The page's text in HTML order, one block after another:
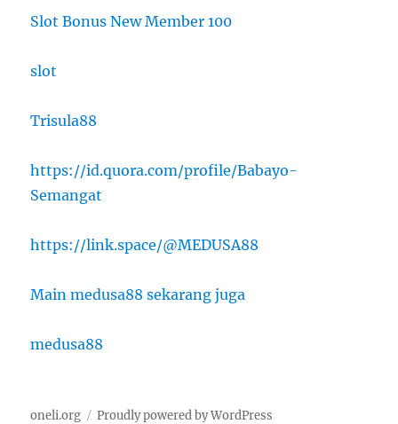
Slot Bonus New Member 100
slot
Trisula88
https://id.quora.com/profile/Babayo-
Semangat
https://link.space/@MEDUSA88
Main medusa88 sekarang juga
medusa88
oneli.org Proudly powered by WordPress